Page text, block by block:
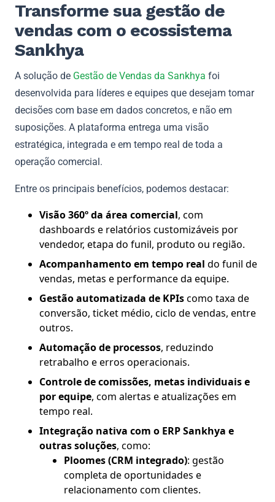
Transforme sua gestão de
vendas com o ecossistema
Sankhya
A solução de Gestão de Vendas da Sankhya foi
desenvolvida para líderes e equipes que desejam tomar
decisões com base em dados concretos, e não em
suposições. A plataforma entrega uma visão
estratégica, integrada e em tempo real de toda a
operação comercial.
Entre os principais benefícios, podemos destacar:
Visão 360º da área comercial, com
dashboards e relatórios customizáveis por
vendedor, etapa do funil, produto ou região.
Acompanhamento em tempo real do funil de
vendas, metas e performance da equipe.
Gestão automatizada de KPIscomo taxa de
conversão, ticket médio, ciclo de vendas, entre
outros.
Automação de processos, reduzindo
retrabalho e erros operacionais.
Controle de comissões, metas individuais e
por equipe, com alertas e atualizações em
tempo real.
Integração nativa com o ERP Sankhya e
outras soluções, como:
Ploomes (CRM integrado): gestão
completa de oportunidades e
relacionamento com clientes.